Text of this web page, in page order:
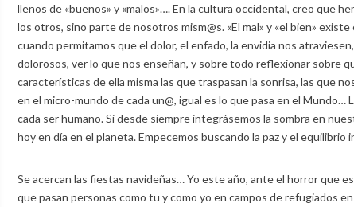
llenos de «buenos» y «malos»…. En la cultura occidental, creo que
los otros, sino parte de nosotros mism@s. «El mal» y «el bien»
cuando permitamos que el dolor, el enfado, la envidia nos
dolorosos, ver lo que nos enseñan, y sobre todo reflexionar sobre
características de ella misma las que traspasan la sonrisa, las que
en el micro-mundo de cada un@, igual es lo que pasa en el
cada ser humano. Si desde siempre integrásemos la sombra en
hoy en día en el planeta. Empecemos buscando la paz y el
Se acercan las fiestas navideñas… Yo este año, ante el horror que
que pasan personas como tu y como yo en campos de refugiados